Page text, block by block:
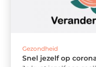
Gezondheid
Snel jezelf op